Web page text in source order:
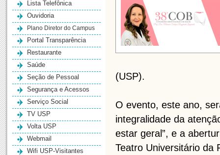
Lista Telefônica
Ouvidoria
Plano Diretor do Campus
Portal Transparência
Restaurante
Saúde
Seção de Pessoal
Segurança e Acessos
Serviço Social
TV USP
Volta USP
Webmail
Wifi USP-Visitantes
(USP).
O evento, este ano,
integralidade da
estar geral”, e a
Teatro Universitário da